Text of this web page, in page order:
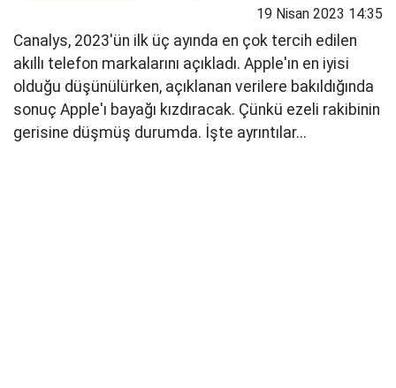
19 Nisan 2023 14:35
Canalys, 2023'ün ilk üç ayında en çok tercih edilen
akıllı telefon markalarını açıkladı. Apple'ın en iyisi
olduğu düşünülürken, açıklanan verilere bakıldığında
sonuç Apple'ı bayağı kızdıracak. Çünkü ezeli rakibinin
gerisine düşmüş durumda. İşte ayrıntılar...